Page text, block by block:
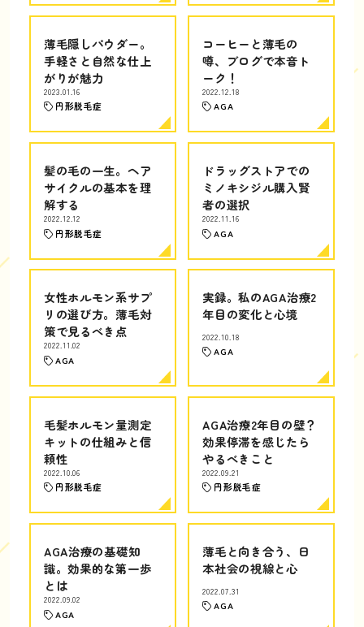
薄毛隠しパウダー。
手軽さと自然な仕上
がりが魅力
2023.01.16
円形脱毛症
コーヒーと薄毛の
噂、ブログで本音ト
ーク！
2022.12.18
AGA
髪の毛の一生。ヘア
サイクルの基本を理
解する
2022.12.12
円形脱毛症
ドラッグストアでの
ミノキシジル購入賢
者の選択
2022.11.16
AGA
女性ホルモン系サプ
リの選び方。薄毛対
策で見るべき点
2022.11.02
AGA
実録。私のAGA治療2
年目の変化と心境
2022.10.18
AGA
毛髪ホルモン量測定
キットの仕組みと信
頼性
2022.10.06
円形脱毛症
AGA治療2年目の壁？
効果停滞を感じたら
やるべきこと
2022.09.21
円形脱毛症
AGA治療の基礎知
識。効果的な第一歩
とは
2022.09.02
AGA
薄毛と向き合う、日
本社会の視線と心
2022.07.31
AGA